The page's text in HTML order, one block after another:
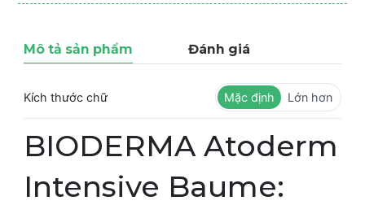
Mô tả sản phẩm Đánh giá
Kích thước chữ Mặc định Lớn hơn
BIODERMA Atoderm
Intensive Baume: